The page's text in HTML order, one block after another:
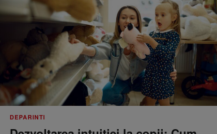
DEPARINTI